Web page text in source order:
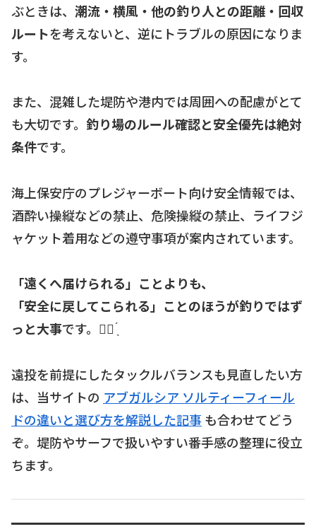
ぶときは、 潮流・横風・他の釣り人との距離・回収
ルートを考えないと、逆にトラブルの原因になりま
す。
また、混雑した堤防や港内では周囲への配慮がとて
も大切です。 釣り場のルール確認と安全優先は絶対
条件です。
海上保安庁のプレジャーボート向け安全情報では、
酒酔い操縦などの禁止、危険操縦の禁止、ライフジ
ャケット着用などの遵守事項が案内されています。
「遠くへ届けられる」ことよりも、
「安全に戻してこられる」ことのほうが釣りではず
っと大事です。☝🏻 ̖́
遠投を前提にしたタックルバランスも見直したい方
は、当サイトの アブガルシア ソルティーフィール
ドの違いと選び方を解説した記事も合わせてどう
ぞ。堤防やサーフで扱いやすい番手感の整理に役立
ちます。